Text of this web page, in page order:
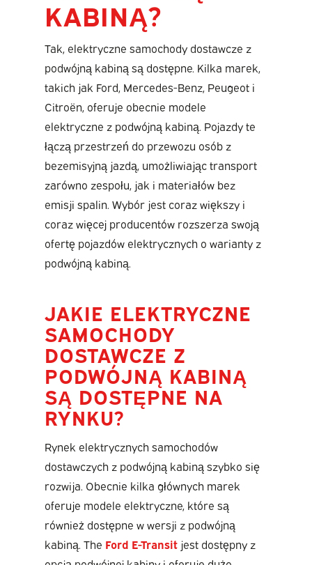
KABINĄ?
Tak, elektryczne samochody dostawcze z
podwójną kabiną są dostępne. Kilka marek,
takich jak Ford, Mercedes-Benz, Peugeot i
Citroën, oferuje obecnie modele
elektryczne z podwójną kabiną. Pojazdy te
łączą przestrzeń do przewozu osób z
bezemisyjną jazdą, umożliwiając transport
zarówno zespołu, jak i materiałów bez
emisji spalin. Wybór jest coraz większy i
coraz więcej producentów rozszerza swoją
ofertę pojazdów elektrycznych o warianty z
podwójną kabiną.
JAKIE ELEKTRYCZNE
SAMOCHODY
DOSTAWCZE Z
PODWÓJNĄ KABINĄ
SĄ DOSTĘPNE NA
RYNKU?
Rynek elektrycznych samochodów
dostawczych z podwójną kabiną szybko się
rozwija. Obecnie kilka głównych marek
oferuje modele elektryczne, które są
również dostępne w wersji z podwójną
kabiną. The Ford E-Transitjest dostępny z